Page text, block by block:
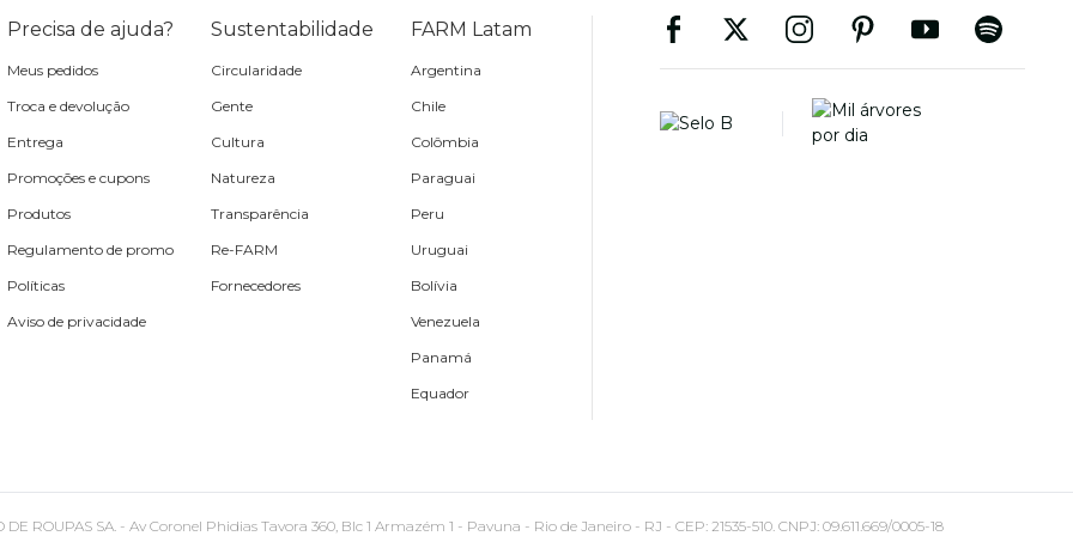
Precisa de ajuda?
Meus pedidos
Troca e devolução
Entrega
Promoções e cupons
Produtos
Regulamento de promo
Políticas
Aviso de privacidade
Sustentabilidade
Circularidade
Gente
Cultura
Natureza
Transparência
Re-FARM
Fornecedores
FARM Latam
Argentina
Chile
Colômbia
Paraguai
Peru
Uruguai
Bolívia
Venezuela
Panamá
Equador
ROUPAS SA. - Av Coronel Phidias Tavora 360, Blc 1 Armazém 1 - Pavuna - Rio de Janeiro - RJ - CEP: 21535-510. CNPJ: 09.611.669/0005-18